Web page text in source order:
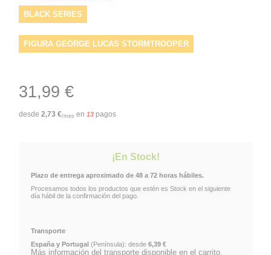
BLACK SERIES
FIGURA GEORGE LUCAS STORMTROOPER
31,99 €
desde 2,73 €/mes en 13 pagos
¡En Stock!
Plazo de entrega aproximado de 48 a 72 horas hábiles.
Procesamos todos los productos que estén es Stock en el siguiente
día hábil de la confirmación del pago.
Transporte
España y Portugal (Península): desde 6,39 €
Más información del transporte disponible en el carrito.